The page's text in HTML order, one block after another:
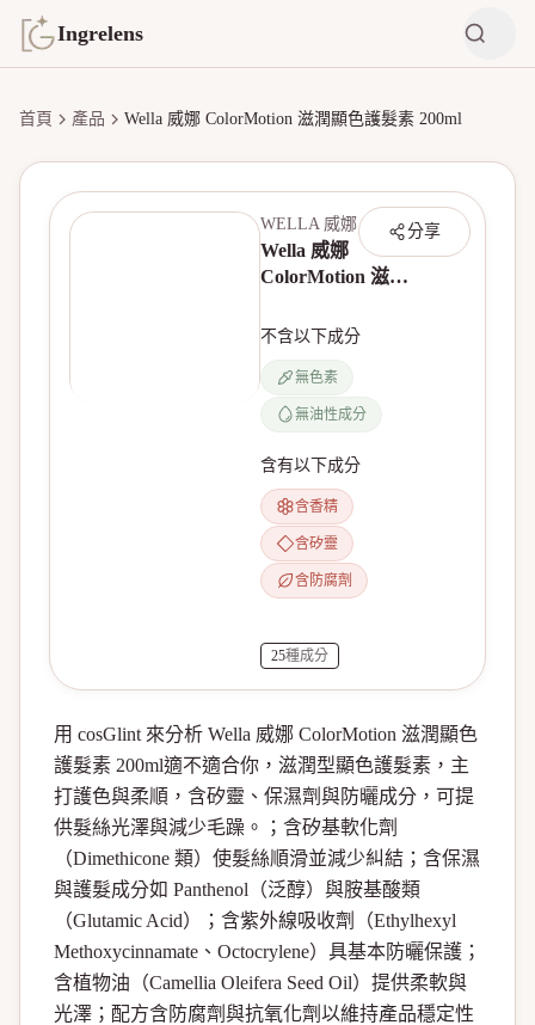
Ingrelens
首頁 產品 Wella 威娜 ColorMotion 滋潤顯色護髮素 200ml
分享
WELLA 威娜
Wella 威娜
ColorMotion 滋潤
不含以下成分
無色素
無油性成分
含有以下成分
含香精
含矽靈
含防腐劑
25種成分
用 cosGlint 來分析 Wella 威娜 ColorMotion 滋潤顯色
護髮素 200ml適不適合你，滋潤型顯色護髮素，主
打護色與柔順，含矽靈、保濕劑與防曬成分，可提
供髮絲光澤與減少毛躁。；含矽基軟化劑
（Dimethicone 類）使髮絲順滑並減少糾結；含保濕
與護髮成分如 Panthenol（泛醇）與胺基酸類
（Glutamic Acid）；含紫外線吸收劑（Ethylhexyl
Methoxycinnamate、Octocrylene）具基本防曬保護；
含植物油（Camellia Oleifera Seed Oil）提供柔軟與
光澤；配方含防腐劑與抗氧化劑以維持產品穩定性